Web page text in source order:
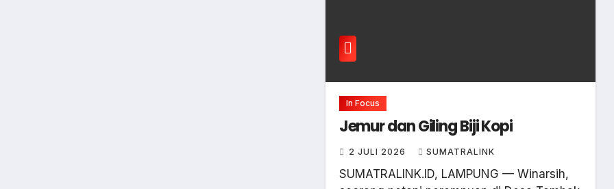
In Focus
Jemur dan Giling Biji Kopi
2 JULI 2026 SUMATRALINK
SUMATRALINK.ID, LAMPUNG — Winarsih,